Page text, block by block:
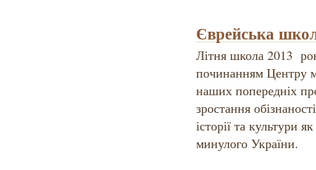
Єврейська
Літня школа 2013
починанням Центру
наших попередніх
зростання
історії та культури
минулого України.